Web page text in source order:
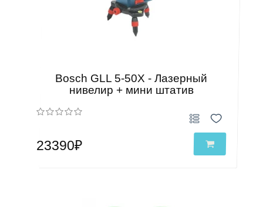
Bosch GLL 5-50X - Лазерный
нивелир + мини штатив
23390₽